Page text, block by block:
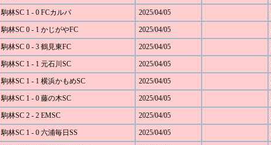
駒林SC 1 - 0 FCカルパ 2025/04/05
駒林SC 0 - 1 かじがやFC 2025/04/05
駒林SC 0 - 3 鶴見東FC 2025/04/05
駒林SC 1 - 1 元石川SC 2025/04/05
駒林SC 1 - 1 横浜かもめSC 2025/04/05
駒林SC 1 - 0 藤の木SC 2025/04/05
駒林SC 2 - 2 EMSC 2025/04/05
駒林SC 1 - 0 六浦毎日SS 2025/04/05